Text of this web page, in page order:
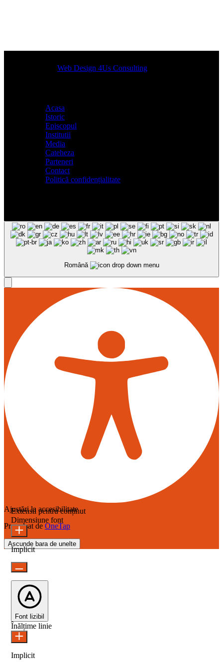
Designed byWeb Design 4Us Consulting
Acasa
Istoric
Episcopul
Institutii
Media
Cateheza
Parteneri
Contact
Politică confidențialitate
Română
Ajustări la accesibilitate
Propulsat de OneTap
Ascunde bara de unelte
Extensii pentru conținut
Dimensiune font
Implicit
Font lizibil
Înălțime linie
Implicit